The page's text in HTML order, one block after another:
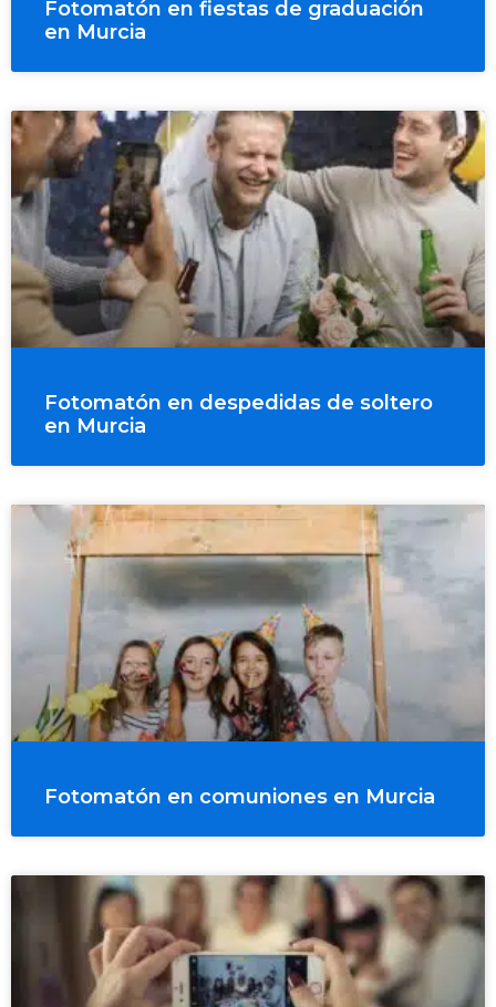
Fotomatón en fiestas de graduación
en Murcia
Fotomatón en despedidas de soltero
en Murcia
Fotomatón en comuniones en Murcia